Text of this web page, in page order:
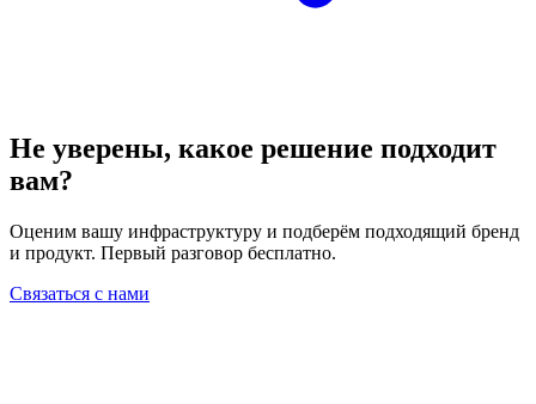
Не уверены, какое решение подходит
вам?
Оценим вашу инфраструктуру и подберём подходящий бренд
и продукт. Первый разговор бесплатно.
Связаться с нами